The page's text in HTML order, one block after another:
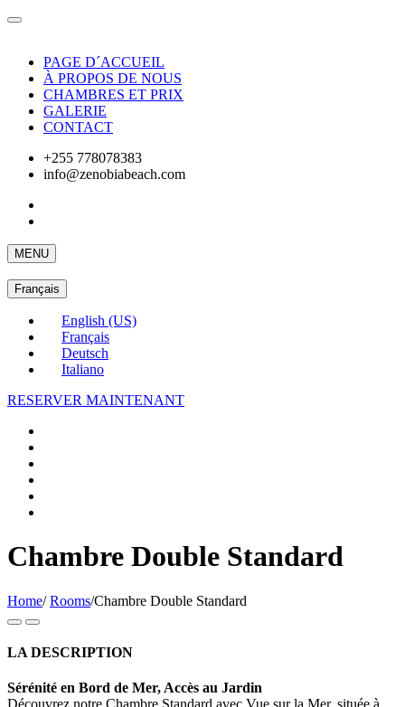
PAGE D´ACCUEIL
À PROPOS DE NOUS
CHAMBRES ET PRIX
GALERIE
CONTACT
+255 778078383
info@zenobiabeach.com
MENU
Français
English (US)
Français
Deutsch
Italiano
RESERVER MAINTENANT
Chambre Double Standard
Home/ Rooms/Chambre Double Standard
LA DESCRIPTION
Sérénité en Bord de Mer, Accès au Jardin